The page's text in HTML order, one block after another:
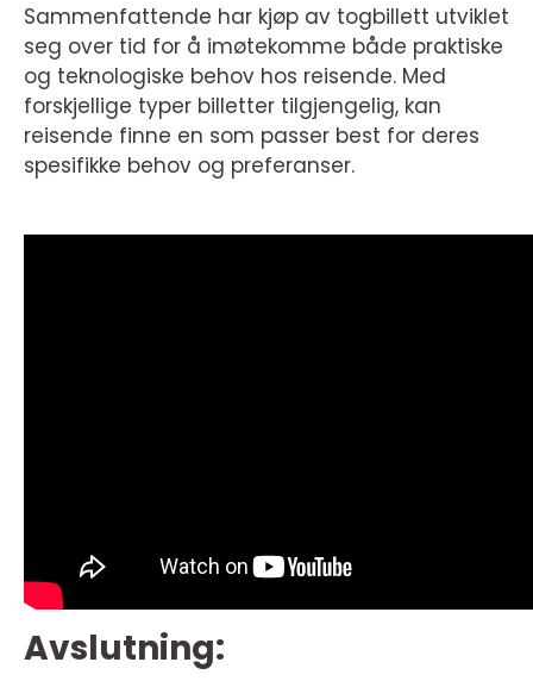
Sammenfattende har kjøp av togbillett utviklet
seg over tid for å imøtekomme både praktiske
og teknologiske behov hos reisende. Med
forskjellige typer billetter tilgjengelig, kan
reisende finne en som passer best for deres
spesifikke behov og preferanser.
Avslutning: